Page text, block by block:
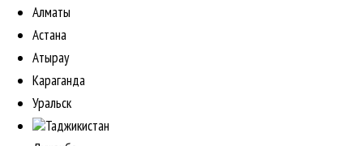
Алматы
Астана
Атырау
Караганда
Уральск
Таджикистан